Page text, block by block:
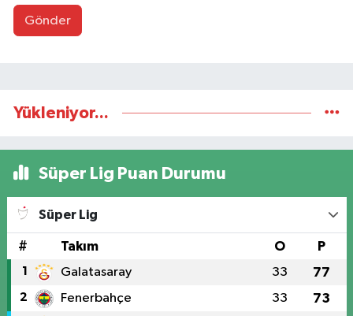
Gönder
Yükleniyor...
Süper Lig Puan Durumu
Süper Lig
# Takım O P
1 Galatasaray 33 77
2 Fenerbahçe 33 73